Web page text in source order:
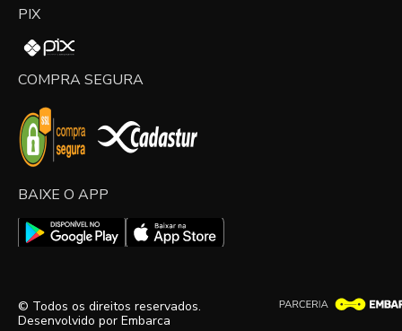
PIX
COMPRA SEGURA
BAIXE O APP
© Todos os direitos reservados.
Desenvolvido por Embarca